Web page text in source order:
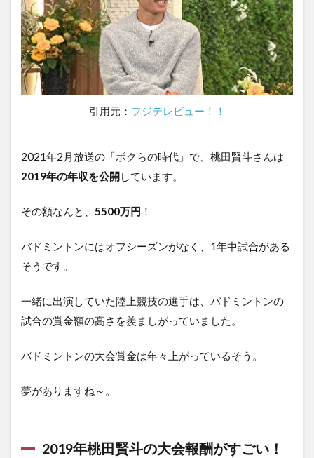
引用元： フジテレビュー！！
2021年2月放送の「ボクらの時代」で、桃田賢斗さんは
2019年の年収を公開しています。
その額なんと、 5500万円 ！
バドミントンにはオフシーズンがなく、1年中試合がある
そうです。
一緒に出演していた陸上競技の選手は、バドミントンの
試合の賞金額の高さを羨ましがっていました。
バドミントンの大会賞金は年々上がっているそう。
夢がありますね～。
2019年桃田賢斗の大会報酬がすごい！